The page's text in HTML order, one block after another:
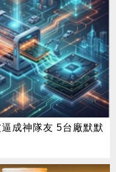
成神隊友 5台廠默默